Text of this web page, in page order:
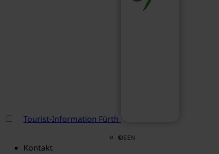
Tourist-Information Fürth
DEEN
Kontakt